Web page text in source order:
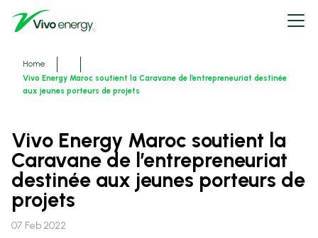
main
content
Open
menu
Breadcrumbs
Home
Vivo Energy Maroc soutient la Caravane de l’entrepreneuriat destinée
aux jeunes porteurs de projets
Vivo Energy Maroc soutient la
Caravane de l’entrepreneuriat
destinée aux jeunes porteurs de
projets
07 Feb 2022